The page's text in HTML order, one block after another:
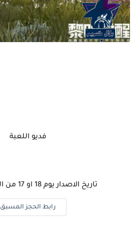
فديو اللعبة
تاريخ الاصدار يوم 18 او 17 من الشهر الجاري
رابط الحجز المسبق